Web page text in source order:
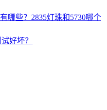
哪些？2835灯珠和5730哪个
好坏？